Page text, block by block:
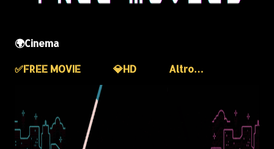
🌍Cinema
✅️FREE MOVIE
💎HD Altro…